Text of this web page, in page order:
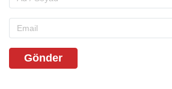
Gönder